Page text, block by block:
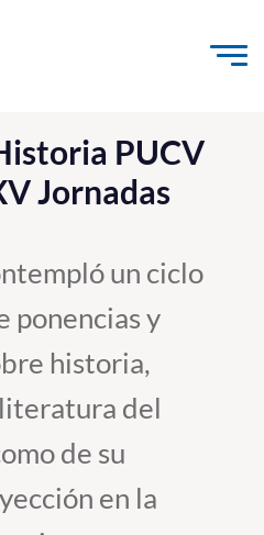
contenido
Innovación
PUCV
Jornadas
un ciclo
ponencias y
historia,
del
de su
en la